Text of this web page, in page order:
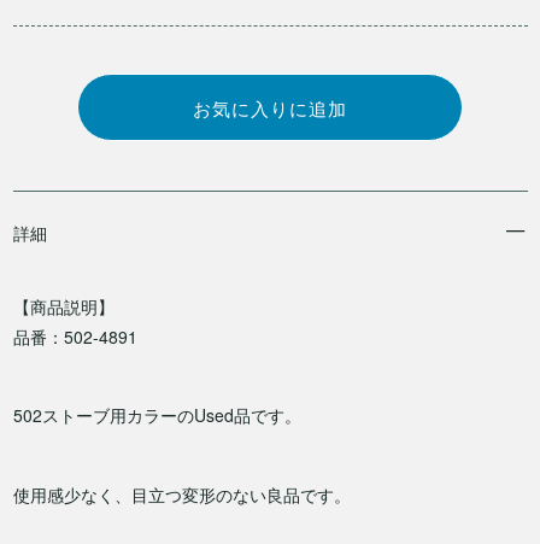
詳細
【商品説明】
品番：502-4891
502ストーブ用カラーのUsed品です。
使用感少なく、目立つ変形のない良品です。